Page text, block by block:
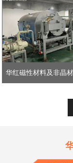
华红磁性材料及非晶